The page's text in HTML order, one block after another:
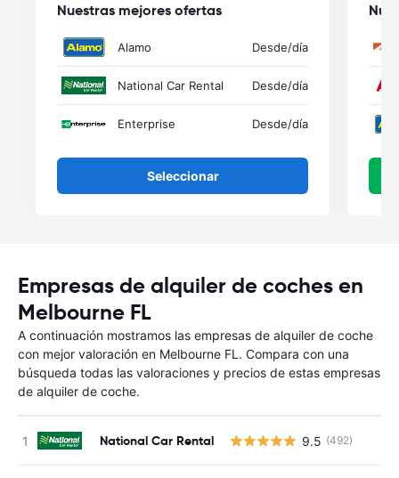
Nuestras mejores ofertas
Alamo Desde/día
National Car Rental Desde/día
Enterprise Desde/día
Seleccionar
Empresas de alquiler de coches en
Melbourne FL
A continuación mostramos las empresas de alquiler de coche
con mejor valoración en Melbourne FL. Compara con una
búsqueda todas las valoraciones y precios de estas empresas
de alquiler de coche.
National Car Rental 9.5 (492)